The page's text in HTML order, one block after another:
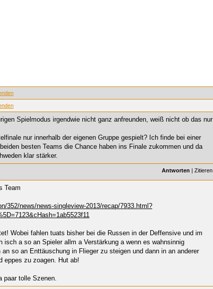
Spielmodus irgendwie nicht ganz anfreunden, weiß nicht ob das nur
nur innerhalb der eigenen Gruppe gespielt? Ich finde bei einer
besten Teams die Chance haben ins Finale zukommen und da
klar stärker.
Antworten | Zitieren
Team
352/news/news-singleview-2013/recap/7933.html?
Wobei fahlen tuats bisher bei die Russen in der Deffensive und im
isch a so an Spieler allm a Verstärkung a wenn es wahnsinnig
so an Enttäuschung in Flieger zu steigen und dann in an anderer
eppes zu zoagen. Hut ab!
paar tolle Szenen.